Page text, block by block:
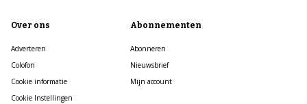
Over ons
Adverteren
Colofon
Cookie informatie
Cookie Instellingen
Abonnementen
Abonneren
Nieuwsbrief
Mijn account